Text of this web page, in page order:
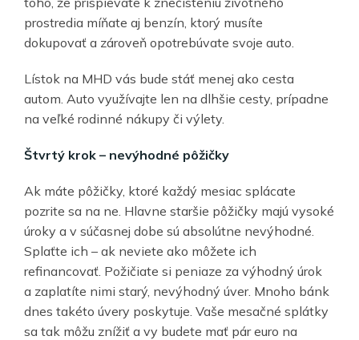
prostredia míňate aj benzín, ktorý musíte
dokupovať a zároveň opotrebúvate svoje auto.
Lístok na MHD vás bude stáť menej ako cesta
autom. Auto využívajte len na dlhšie cesty, prípadne
na veľké rodinné nákupy či výlety.
Štvrtý krok – nevýhodné pôžičky
Ak máte pôžičky, ktoré každý mesiac splácate
pozrite sa na ne. Hlavne staršie pôžičky majú vysoké
úroky a v súčasnej dobe sú absolútne nevýhodné.
Splaťte ich – ak neviete ako môžete ich
refinancovať. Požičiate si peniaze za výhodný úrok
a zaplatíte nimi starý, nevýhodný úver. Mnoho bánk
dnes takéto úvery poskytuje. Vaše mesačné splátky
sa tak môžu znížiť a vy budete mať pár euro na